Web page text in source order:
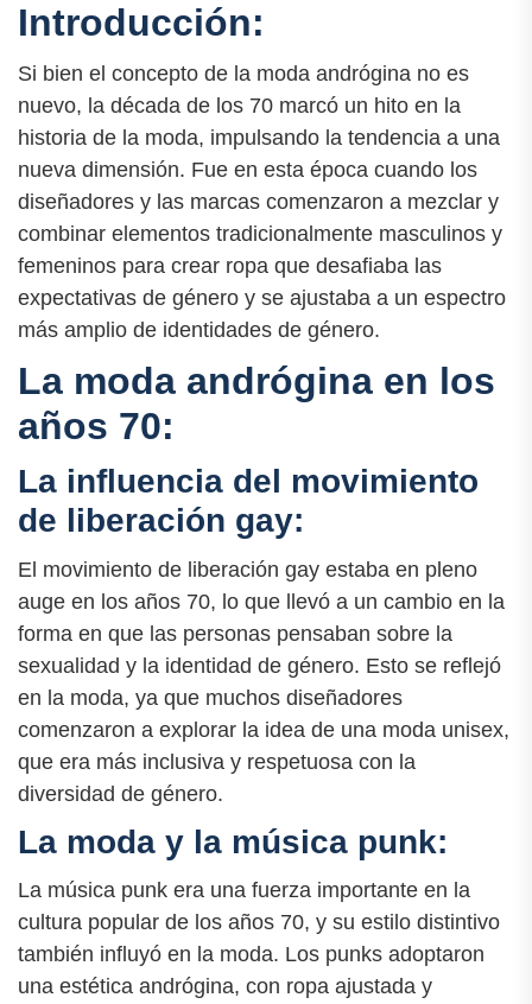
Introducción:
Si bien el concepto de la moda andrógina no es
nuevo, la década de los 70 marcó un hito en la
historia de la moda, impulsando la tendencia a una
nueva dimensión. Fue en esta época cuando los
diseñadores y las marcas comenzaron a mezclar y
combinar elementos tradicionalmente masculinos y
femeninos para crear ropa que desafiaba las
expectativas de género y se ajustaba a un espectro
más amplio de identidades de género.
La moda andrógina en los
años 70:
La influencia del movimiento
de liberación gay:
El movimiento de liberación gay estaba en pleno
auge en los años 70, lo que llevó a un cambio en la
forma en que las personas pensaban sobre la
sexualidad y la identidad de género. Esto se reflejó
en la moda, ya que muchos diseñadores
comenzaron a explorar la idea de una moda unisex,
que era más inclusiva y respetuosa con la
diversidad de género.
La moda y la música punk:
La música punk era una fuerza importante en la
cultura popular de los años 70, y su estilo distintivo
también influyó en la moda. Los punks adoptaron
una estética andrógina, con ropa ajustada y